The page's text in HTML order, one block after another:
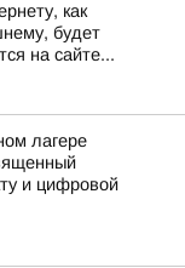
как
будет
на сайте...
лагере
и цифровой